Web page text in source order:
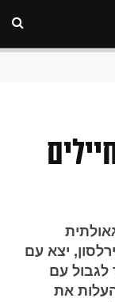
יצא עם
לגבול עם
את